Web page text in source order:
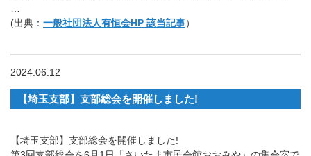
(出典： 一般社団法人有恒会HP 該当記事）
2024.06.12
【埼玉支部】支部総会を開催しました!
【埼玉支部】支部総会を開催しました!